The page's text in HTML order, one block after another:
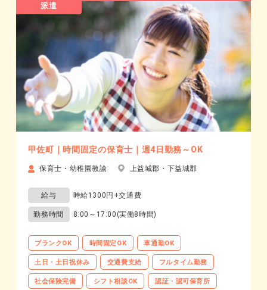
派遣
甲佐町｜時間固定の保育士｜週4日勤務～OK
保育士・幼稚園教諭 上益城郡・下益城郡
給与 時給1300円+交通費
勤務時間 8:00～17:00(実働8時間)
ブランクOK 時間固定OK 車通勤OK
土日・土日祝休み 交通費支給 フルタイム勤務
社会保険完備 シフト相談OK 認証・認可保育所